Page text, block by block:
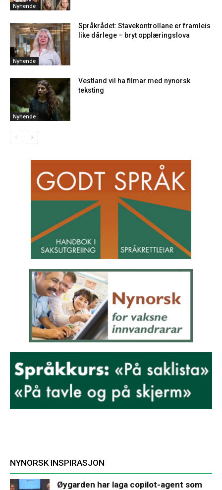
Nyhende
Nyhende
Språkrådet: Stavekontrollane er framleis
like dårlege – bryt opplæringslova
Nyhende
Vestland vil ha filmar med nynorsk
teksting
NYNORSK INSPIRASJON
Øygarden har laga copilot-agent som